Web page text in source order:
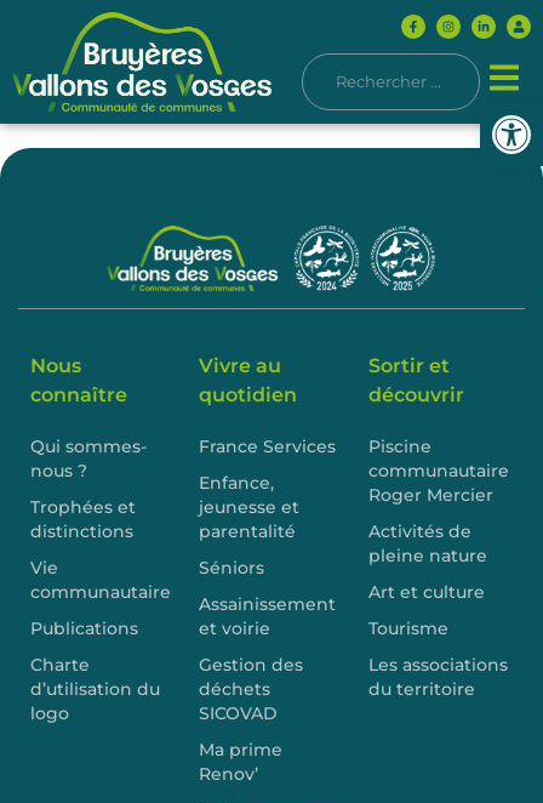
Ouvrir
Nous
connaître
Qui sommes-
nous ?
Trophées et
distinctions
Vie
communautaire
Publications
Charte
d’utilisation du
logo
Vivre au
quotidien
France Services
Enfance,
jeunesse et
parentalité
Séniors
Assainissement
et voirie
Gestion des
déchets
SICOVAD
Ma prime
Renov’
Sortir et
découvrir
Piscine
communautaire
Roger Mercier
Activités de
pleine nature
Art et culture
Tourisme
Les associations
du territoire